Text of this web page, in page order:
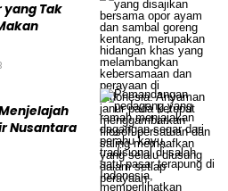
Tak
Nusantara